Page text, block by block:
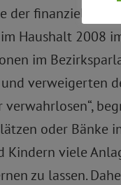
der finanzielle
Haushalt 2008
im
verweigerten
oder Bänke
Kindern viele
zu lassen.